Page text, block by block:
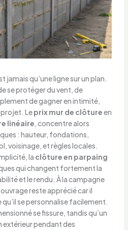
jamais qu’une ligne sur un plan.
se protéger du vent, de
de gagner en intimité,
Leprix mur de clôtureen
linéaire, concentre alors
: hauteur, fondations,
voisinage, et règles locales.
la clôture en parpaing
qui changent fortement la
et le rendu. À la campagne
reste apprécié car il
se personnalise facilement.
se fissure, tandis qu’un
extérieur pendant des